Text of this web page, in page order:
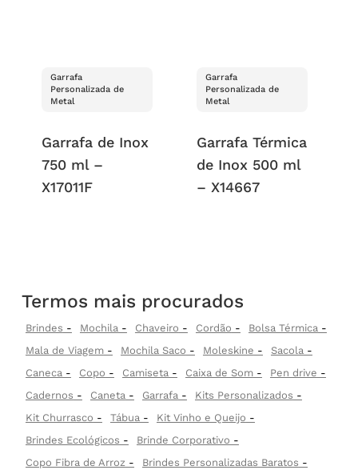
Garrafa
Personalizada de
Metal
Garrafa de Inox
750 ml –
X17011F
Garrafa
Personalizada de
Metal
Garrafa Térmica
de Inox 500 ml
– X14667
Termos mais procurados
Brindes Mochila Chaveiro Cordão
Bolsa Térmica
Mala de Viagem
Mochila Saco Moleskine
Sacola
Caneca
Copo Camiseta Caixa de Som
Pen drive
Cadernos
Caneta Garrafa
Kits Personalizados
Kit Churrasco
Tábua
Kit Vinho e Queijo
Brindes Ecológicos
Brinde Corporativo
Copo Fibra de Arroz
Brindes Personalizadas Baratos